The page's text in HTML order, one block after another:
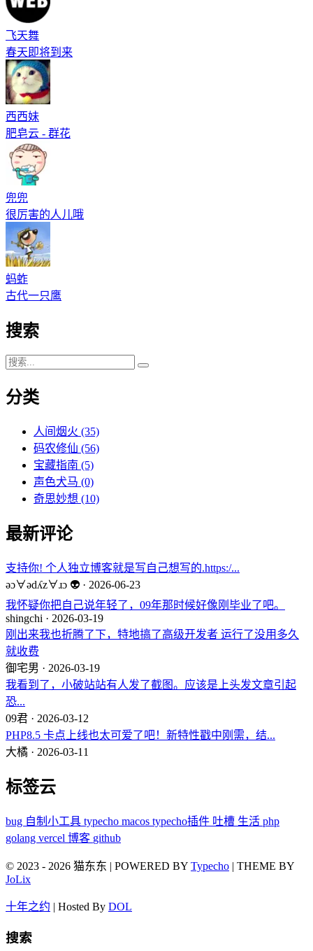
飞天舞
春天即将到来
西西妹
肥皂云 - 群花
兜兜
很厉害的人儿哦
蚂蚱
古代一只鹰
搜索
分类
人间烟火 (35)
码农修仙 (56)
宝藏指南 (5)
声色犬马 (0)
奇思妙想 (10)
最新评论
支持你! 个人独立博客就是写自己想写的.https:/...
ǝɔ∀ǝdʎz∀ɹɔ 👽 · 2026-06-23
我怀疑你把自己说年轻了，09年那时候好像刚毕业了吧。
shingchi · 2026-03-19
刚出来我也折腾了下，特地搞了高级开发者 运行了没用多久
就收费
御宅男 · 2026-03-19
我看到了，小破站站有人发了截图。应该是上头发文章引起
恐...
09君 · 2026-03-12
PHP8.5 卡点上线也太可爱了吧！新特性戳中刚需，结...
大橘 · 2026-03-11
标签云
bug 自制小工具 typecho macos typecho插件 吐槽 生活 php
golang vercel 博客 github
© 2023 - 2026 猫东东 | POWERED BY Typecho | THEME BY
JoLix
十年之约 | Hosted By DOL
搜索